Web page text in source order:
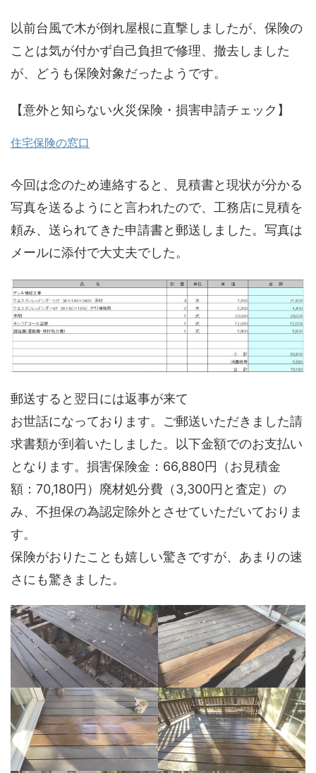
以前台風で木が倒れ屋根に直撃しましたが、保険の
ことは気が付かず自己負担で修理、撤去しました
が、どうも保険対象だったようです。
【意外と知らない火災保険・損害申請チェック】
住宅保険の窓口
今回は念のため連絡すると、見積書と現状が分かる
写真を送るようにと言われたので、工務店に見積を
頼み、送られてきた申請書と郵送しました。写真は
メールに添付で大丈夫でした。
郵送すると翌日には返事が来て
お世話になっております。ご郵送いただきました請
求書類が到着いたしました。以下金額でのお支払い
となります。損害保険金：66,880円（お見積金
額：70,180円）廃材処分費（3,300円と査定）の
み、不担保の為認定除外とさせていただいておりま
す。
保険がおりたことも嬉しい驚きですが、あまりの速
さにも驚きました。